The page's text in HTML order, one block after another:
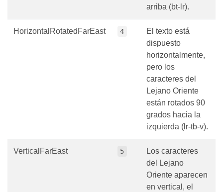
arriba (bt-lr).
HorizontalRotatedFarEast 4
El texto está
dispuesto
horizontalmente,
pero los
caracteres del
Lejano Oriente
están rotados 90
grados hacia la
izquierda (lr-tb-v).
VerticalFarEast 5
Los caracteres
del Lejano
Oriente aparecen
en vertical, el